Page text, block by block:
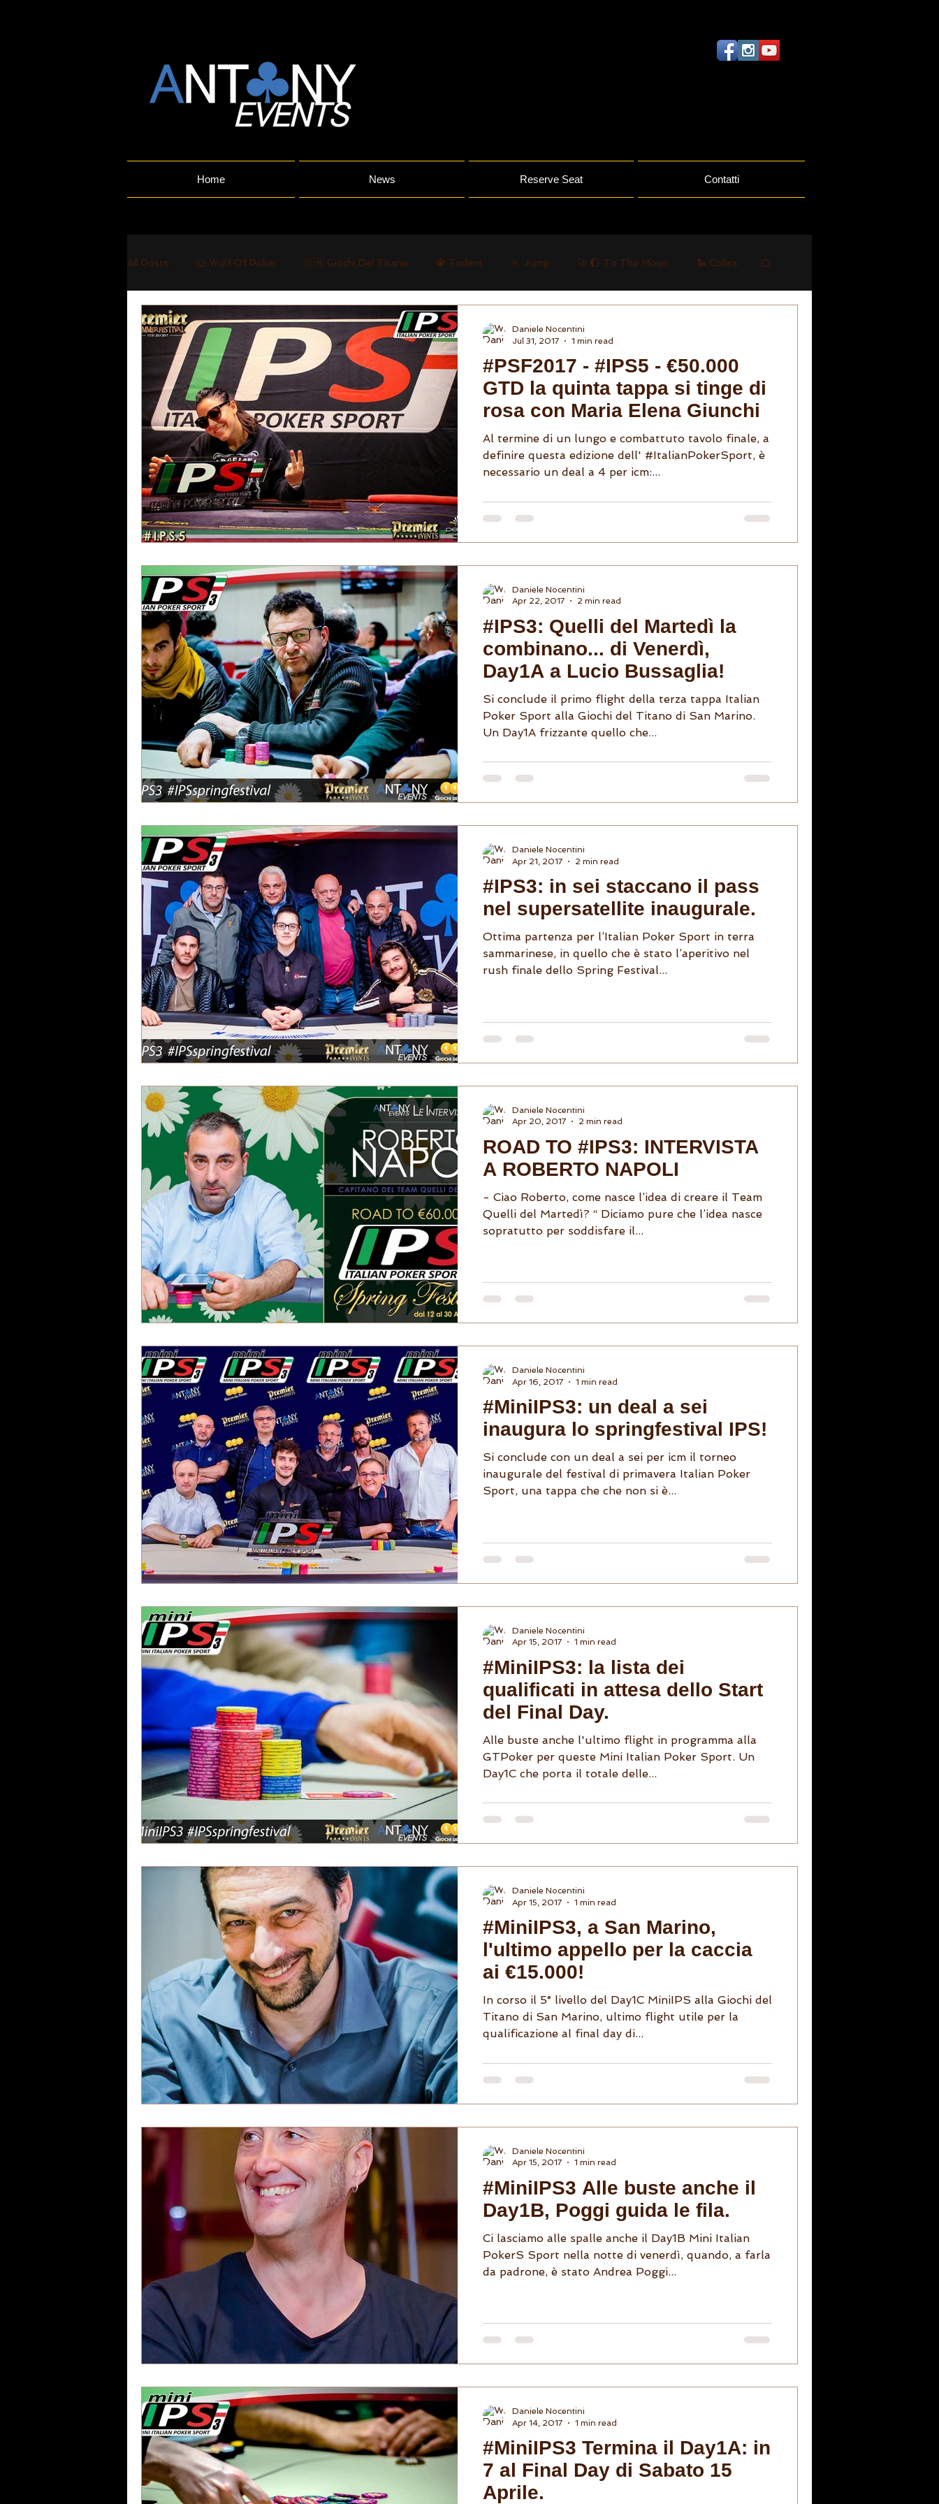
All Posts 🐺 Wolf Of Poker 🇸🇲 Giochi Del Titano 🔱 Trident 🏃 Jump 🚀 🌔 To The Moon 🐍 Cobra
🇮🇹 Mini IPS ⛩ Magnum 🌬 Atena
#PSF2017 - #IPS5 - €50.000
GTD la quinta tappa si tinge di
rosa con Maria Elena Giunchi
Al termine di un lungo e combattuto tavolo finale, a
definire questa edizione dell' #ItalianPokerSport, è
necessario un deal a 4 per icm:...
Daniele Nocentini
Jul 31, 2017
1 min read
#IPS3: Quelli del Martedì la
combinano... di Venerdì,
Day1A a Lucio Bussaglia!
Si conclude il primo flight della terza tappa Italian
Poker Sport alla Giochi del Titano di San Marino.
Un Day1A frizzante quello che...
Daniele Nocentini
Apr 22, 2017
2 min read
#IPS3: in sei staccano il pass
nel supersatellite inaugurale.
Ottima partenza per l’Italian Poker Sport in terra
sammarinese, in quello che è stato l’aperitivo nel
rush finale dello Spring Festival...
Daniele Nocentini
Apr 21, 2017
2 min read
ROAD TO #IPS3: INTERVISTA
A ROBERTO NAPOLI
- Ciao Roberto, come nasce l’idea di creare il Team
Quelli del Martedì? “ Diciamo pure che l’idea nasce
sopratutto per soddisfare il...
Daniele Nocentini
Apr 20, 2017
2 min read
#MiniIPS3: un deal a sei
inaugura lo springfestival IPS!
Si conclude con un deal a sei per icm il torneo
inaugurale del festival di primavera Italian Poker
Sport, una tappa che che non si è...
Daniele Nocentini
Apr 16, 2017
1 min read
#MiniIPS3: la lista dei
qualificati in attesa dello Start
del Final Day.
Alle buste anche l'ultimo flight in programma alla
GTPoker per queste Mini Italian Poker Sport. Un
Day1C che porta il totale delle...
Daniele Nocentini
Apr 15, 2017
1 min read
#MiniIPS3, a San Marino,
l'ultimo appello per la caccia
ai €15.000!
In corso il 5° livello del Day1C MiniIPS alla Giochi del
Titano di San Marino, ultimo flight utile per la
qualificazione al final day di...
Daniele Nocentini
Apr 15, 2017
1 min read
#MiniIPS3 Alle buste anche il
Day1B, Poggi guida le fila.
Ci lasciamo alle spalle anche il Day1B Mini Italian
PokerS Sport nella notte di venerdì, quando, a farla
da padrone, è stato Andrea Poggi...
Daniele Nocentini
Apr 15, 2017
1 min read
#MiniIPS3 Termina il Day1A: in
7 al Final Day di Sabato 15
Aprile.
Daniele Nocentini
Apr 14, 2017
1 min read
Home News Reserve Seat Contatti